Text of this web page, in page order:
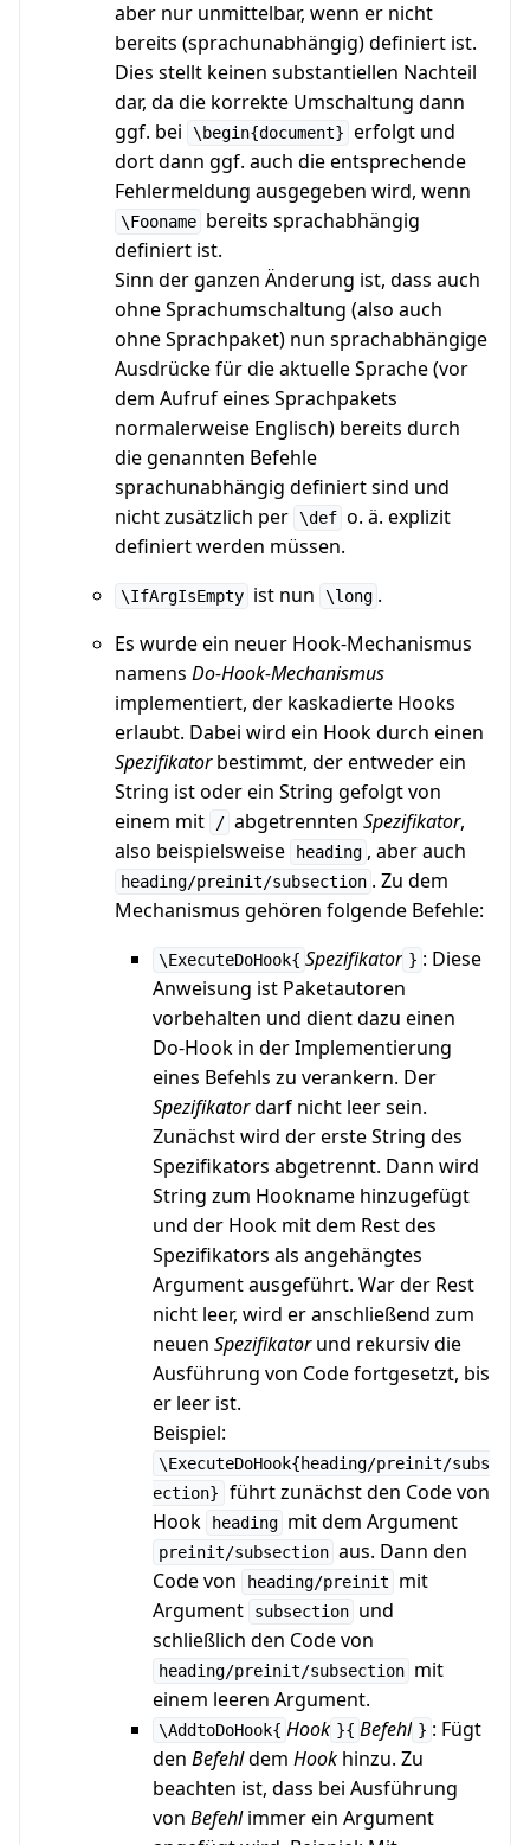
aber nur unmittelbar, wenn er nicht
bereits (sprachunabhängig) definiert ist.
Dies stellt keinen substantiellen Nachteil
dar, da die korrekte Umschaltung dann
ggf. bei
\begin{document} erfolgt und
dort dann ggf. auch die entsprechende
Fehlermeldung ausgegeben wird, wenn
\Fooname bereits sprachabhängig
definiert ist.
Sinn der ganzen Änderung ist, dass auch
ohne Sprachumschaltung (also auch
ohne Sprachpaket) nun sprachabhängige
Ausdrücke für die aktuelle Sprache (vor
dem Aufruf eines Sprachpakets
normalerweise Englisch) bereits durch
die genannten Befehle
sprachunabhängig definiert sind und
nicht zusätzlich per \def o. ä. explizit
definiert werden müssen.
\IfArgIsEmpty ist nun \long .
Es wurde ein neuer Hook-Mechanismus
namens Do-Hook-Mechanismus
implementiert, der kaskadierte Hooks
erlaubt. Dabei wird ein Hook durch einen
Spezifikatorbestimmt, der entweder ein
String ist oder ein String gefolgt von
einem mit
/ abgetrennten Spezifikator,
also beispielsweise
heading , aber auch
heading/preinit/subsection . Zu dem
Mechanismus gehören folgende Befehle:
\ExecuteDoHook{ Spezifikator } : Diese
Anweisung ist Paketautoren
vorbehalten und dient dazu einen
Do-Hook in der Implementierung
eines Befehls zu verankern. Der
Spezifikatordarf nicht leer sein.
Zunächst wird der erste String des
Spezifikators abgetrennt. Dann wird
String zum Hookname hinzugefügt
und der Hook mit dem Rest des
Spezifikators als angehängtes
Argument ausgeführt. War der Rest
nicht leer, wird er anschließend zum
neuen Spezifikatorund rekursiv die
Ausführung von Code fortgesetzt, bis
er leer ist.
Beispiel:
\ExecuteDoHook{heading/preinit/subs
ection}
führt zunächst den Code von
Hook
heading mit dem Argument
preinit/subsection aus. Dann den
Code von
heading/preinit
mit
Argument
subsection und
schließlich den Code von
heading/preinit/subsection mit
einem leeren Argument.
\AddtoDoHook{ Hook }{ Befehl } : Fügt
den Befehldem Hook hinzu. Zu
beachten ist, dass bei Ausführung
von Befehlimmer ein Argument